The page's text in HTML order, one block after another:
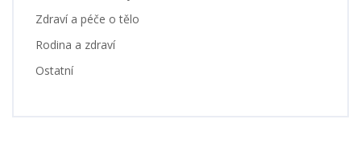
Zdraví a péče o tělo
Rodina a zdraví
Ostatní